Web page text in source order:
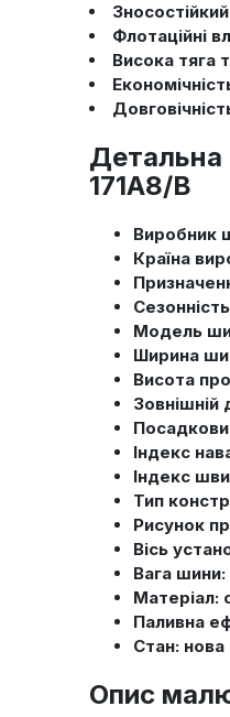
Флотаційні
Висока тяга
Детальна
171A8/B
Виробник
Країна
Модель
Ширина
Висота
Індекс
Індекс
Тип
Рисунок
Вісь
Вага шини:
Матеріал:
Паливна
Стан:
Опис